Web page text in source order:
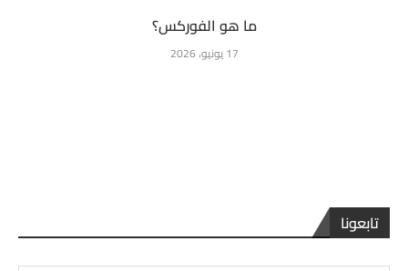
ما هو الفوركس؟
17 يونيو، 2026
تابعونا